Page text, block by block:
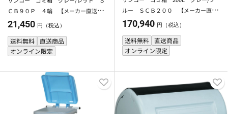
ＣＢ９０Ｐ ４輪 【メーカー直送・
代引不可】【法人限定】【日祝配送不
21,450 円（税込）
送料無料 直送商品
オンライン限定
ルー ＳＣＢ２００ 【メーカー直
送・代引不可】【法人限定】【日祝配
170,940 円（税込）
送料無料
直送商品
オンライン限定